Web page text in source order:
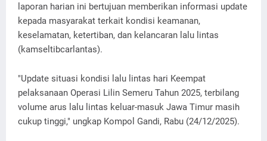
laporan harian ini bertujuan memberikan informasi update
kepada masyarakat terkait kondisi keamanan,
keselamatan, ketertiban, dan kelancaran lalu lintas
(kamseltibcarlantas).
"Update situasi kondisi lalu lintas hari Keempat
pelaksanaan Operasi Lilin Semeru Tahun 2025, terbilang
volume arus lalu lintas keluar-masuk Jawa Timur masih
cukup tinggi," ungkap Kompol Gandi, Rabu (24/12/2025).